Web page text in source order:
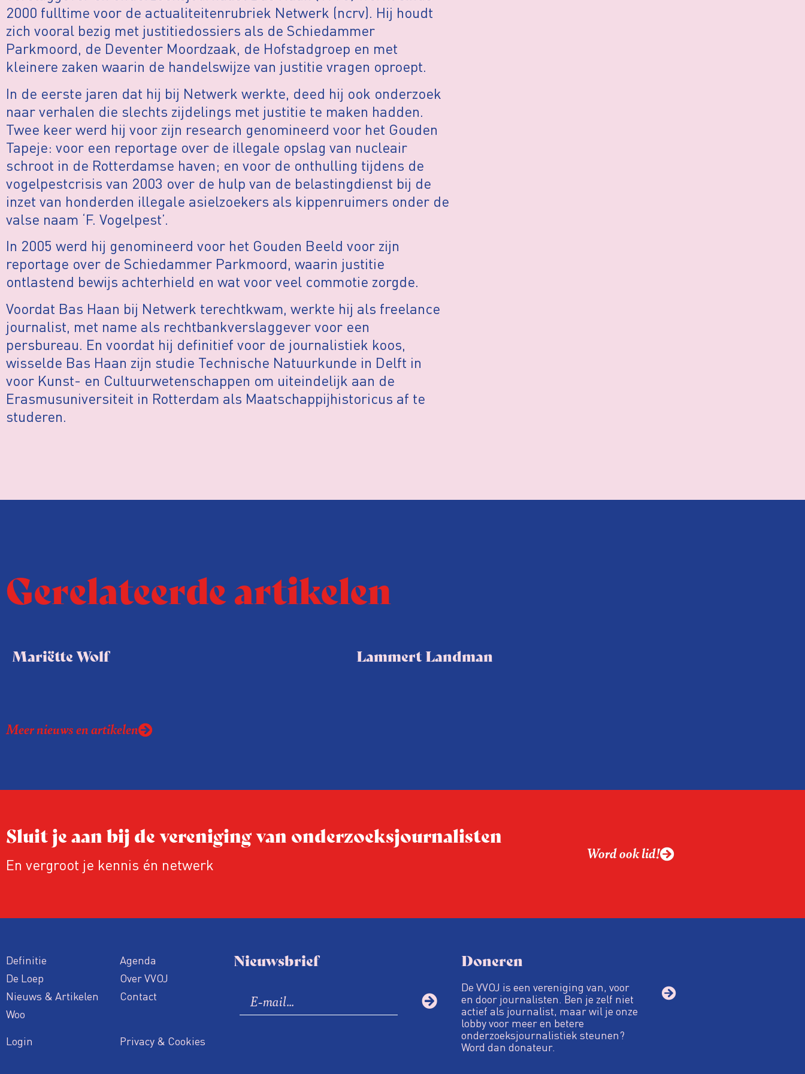
2000 fulltime voor de actualiteitenrubriek Netwerk (ncrv). Hij houdt
zich vooral bezig met justitiedossiers als de Schiedammer
Parkmoord, de Deventer Moordzaak, de Hofstadgroep en met
kleinere zaken waarin de handelswijze van justitie vragen oproept.
In de eerste jaren dat hij bij Netwerk werkte, deed hij ook onderzoek
naar verhalen die slechts zijdelings met justitie te maken hadden.
Twee keer werd hij voor zijn research genomineerd voor het Gouden
Tapeje: voor een reportage over de illegale opslag van nucleair
schroot in de Rotterdamse haven; en voor de onthulling tijdens de
vogelpestcrisis van 2003 over de hulp van de belastingdienst bij de
inzet van honderden illegale asielzoekers als kippenruimers onder de
valse naam ‘F. Vogelpest’.
In 2005 werd hij genomineerd voor het Gouden Beeld voor zijn
reportage over de Schiedammer Parkmoord, waarin justitie
ontlastend bewijs achterhield en wat voor veel commotie zorgde.
Voordat Bas Haan bij Netwerk terechtkwam, werkte hij als freelance
journalist, met name als rechtbankverslaggever voor een
persbureau. En voordat hij definitief voor de journalistiek koos,
wisselde Bas Haan zijn studie Technische Natuurkunde in Delft in
voor Kunst- en Cultuurwetenschappen om uiteindelijk aan de
Erasmusuniversiteit in Rotterdam als Maatschappijhistoricus af te
studeren.
Gerelateerde artikelen
Mariëtte Wolf Lammert Landman
Meer nieuws en artikelen
Sluit je aan bij de vereniging van onderzoeksjournalisten
En vergroot je kennis én netwerk
Word ook lid!
Definitie
De Loep
Nieuws & Artikelen
Woo
Agenda
Over VVOJ
Contact
Login Privacy & Cookies
Nieuwsbrief Doneren
De VVOJ is een vereniging van, voor
en door journalisten. Ben je zelf niet
actief als journalist, maar wil je onze
lobby voor meer en betere
onderzoeksjournalistiek steunen?
Word dan donateur.